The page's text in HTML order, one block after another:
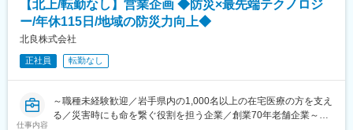
◆高いシェアを持つ製品：
調剤というニッチな分野で、業界トップクラスのシェアを誇る製
品が多数あります。寡占市場だからこそ、競合製品を使っている
顧客からいかにシェアを獲得するか試行錯誤する面白さがありま
す。
（1）メンテナンス契約を締結していただいているお客様に定期的
に伺って機械の状態を確認調整する業務
（2）メンテナンス契約の有無に関わらず全ての機械トラブルに対
する緊急対応
（3）新しい機械を導入する際の導入設置作業
（4）メンテナンスに関する書類作成（保守契約更新、修理履歴・
機器状態報告書など）
【ポジションの魅力】
【北上/転勤なし】営業企画 ◆防災×最先端テクノロジ
ー/年休115日/地域の防災力向上◆
北良株式会社
正社員 転勤なし
仕事内容
～職種未経験歓迎／岩手県内の1,000名以上の在宅医療の方を支え
る／災害時にも命を繋ぐ役割を担う企業／創業70年老舗企業～